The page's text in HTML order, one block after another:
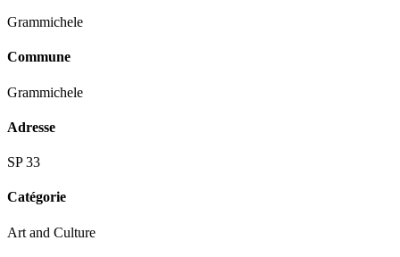
Grammichele
Commune
Grammichele
Adresse
SP 33
Catégorie
Art and Culture